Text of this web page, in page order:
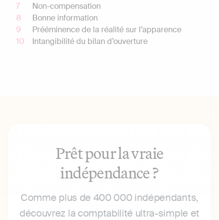
Non-compensation
Bonne information
Prééminence de la réalité sur l’apparence
Intangibilité du bilan d’ouverture
Prêt pour la vraie
indépendance ?
Comme plus de 400 000 indépendants,
découvrez la comptabilité ultra-simple et